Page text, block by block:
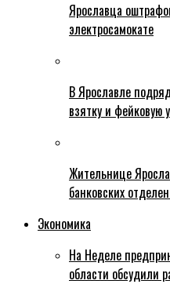
Ярославца
электросамокате
В Ярославле
взятку и фейковую
Жительнице
банковских
Экономика
На Неделе
области обсудили